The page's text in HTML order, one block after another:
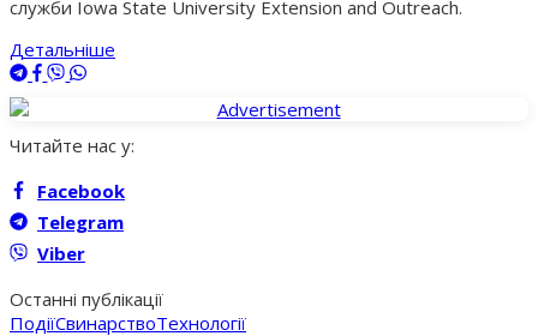
служби Iowa State University Extension and Outreach.
Детальніше
Читайте нас у:
Facebook
Telegram
Viber
Останні публікації
ПодіїСвинарствоТехнології